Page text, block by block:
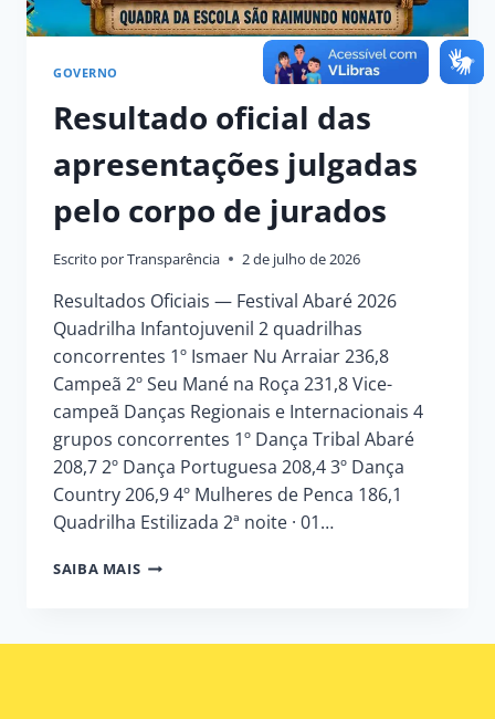
GOVERNO
Resultado oficial das
apresentações julgadas
pelo corpo de jurados
Escrito porTransparência 2 de julho de 2026
Resultados Oficiais — Festival Abaré 2026
Quadrilha Infantojuvenil 2 quadrilhas
concorrentes 1º Ismaer Nu Arraiar 236,8
Campeã 2º Seu Mané na Roça 231,8 Vice-
campeã Danças Regionais e Internacionais 4
grupos concorrentes 1º Dança Tribal Abaré
208,7 2º Dança Portuguesa 208,4 3º Dança
Country 206,9 4º Mulheres de Penca 186,1
Quadrilha Estilizada 2ª noite · 01…
SAIBA MAISRESULTADO